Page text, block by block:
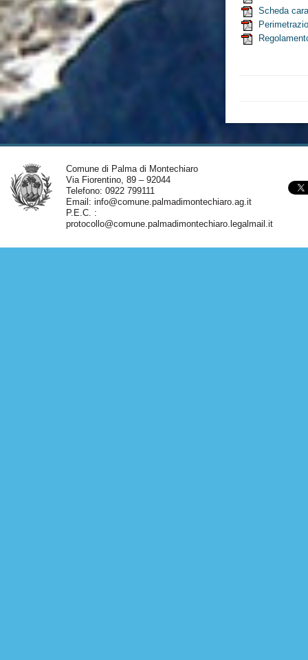
Scheda
Comune di Palma di Montechiaro
Via Fiorentino, 89 – 92044
Telefono: 0922 799111
Email: info@comune.palmadimontechiaro.ag.it
P.E.C. :
protocollo@comune.palmadimontechiaro.legalmail.it